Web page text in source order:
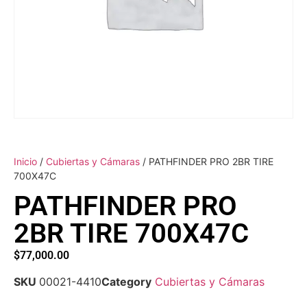
Inicio / Cubiertas y Cámaras / PATHFINDER PRO 2BR TIRE
700X47C
PATHFINDER PRO
2BR TIRE 700X47C
$77,000.00
SKU 00021-4410Category Cubiertas y Cámaras